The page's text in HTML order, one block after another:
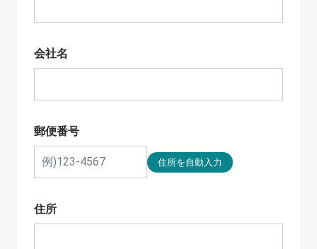
会社名
郵便番号
住所